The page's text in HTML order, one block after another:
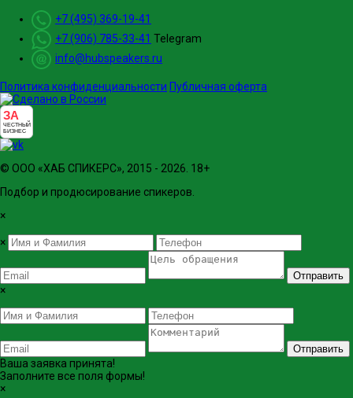
+7 (495) 369-19-41
+7 (906) 785-33-41 Telegram
info@hubspeakers.ru
Политика конфиденциальности Публичная оферта
ЗА
ЧЕСТНЫЙ
БИЗНЕС
© ООО «ХАБ СПИКЕРС», 2015 - 2026. 18+
Подбор и продюсирование спикеров.
×
×
Отправить
×
Отправить
Ваша заявка принята!
Заполните все поля формы!
×